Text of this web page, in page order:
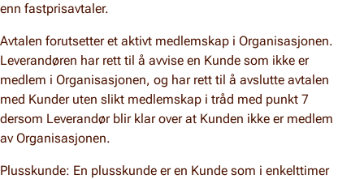
enn fastprisavtaler.
Avtalen forutsetter et aktivt medlemskap i Organisasjonen.
Leverandøren har rett til å avvise en Kunde som ikke er
medlem i Organisasjonen, og har rett til å avslutte avtalen
med Kunder uten slikt medlemskap i tråd med punkt 7
dersom Leverandør blir klar over at Kunden ikke er medlem
av Organisasjonen.
Plusskunde: En plusskunde er en Kunde som i enkelttimer